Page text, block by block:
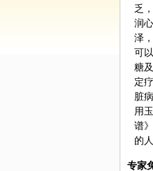
乏
润
泽
可
糖
定
脏
用
谱
的
专家